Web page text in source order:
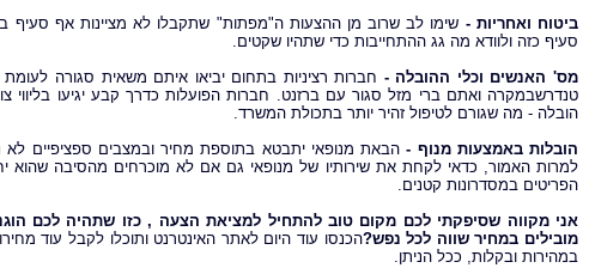
ביטוח ואחריות - שימו לב שרוב מן ההצעות ה"מפתות" שתקבלו לא מציינות אף סעיף
סעיף כזה ולוודא מה גג ההתחייבות כדי שתהיו שקטים.
מס' האנשים וכלי ההובלה - חברות רציניות בתחום יביאו איתם משאית סגורה
טנדרשבמקרה ואתם ברי מזל סגור עם ברזנט. חברות הפועלות כדרך קבע יגיעו בליווי
הובלה - מה שגורם לטיפול זהיר יותר בתכולת המשרד.
הובלות באמצעות מנוף - הבאת מנופאי יתבטא בתוספת מחיר ובמצבים ספציפיים
למרות האמור, כדאי לקחת את שירותיו של מנופאי גם אם לא מוכרחים מהסיבה שהוא
הפריטים במסדרונות קטנים.
אני מקווה שסיפקתי לכם מקום טוב להתחיל למציאת הצעה , כזו שתהיה לכם
מובילים במחיר שווה לכל נפש?הכנסו עוד היום לאתר האינטרנט ותוכלו לקבל עוד
במהירות ובקלות, ככל הניתן.